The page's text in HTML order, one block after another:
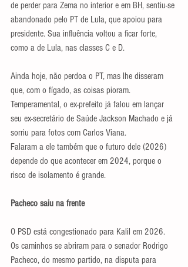
de perder para Zema no interior e em BH, sentiu-se
abandonado pelo PT de Lula, que apoiou para
presidente. Sua influência voltou a ficar forte,
como a de Lula, nas classes C e D.
Ainda hoje, não perdoa o PT, mas lhe disseram
que, com o fígado, as coisas pioram.
Temperamental, o ex-prefeito já falou em lançar
seu ex-secretário de Saúde Jackson Machado e já
sorriu para fotos com Carlos Viana.
Falaram a ele também que o futuro dele (2026)
depende do que acontecer em 2024, porque o
risco de isolamento é grande.
Pacheco saiu na frente
O PSD está congestionado para Kalil em 2026.
Os caminhos se abriram para o senador Rodrigo
Pacheco, do mesmo partido, na disputa para